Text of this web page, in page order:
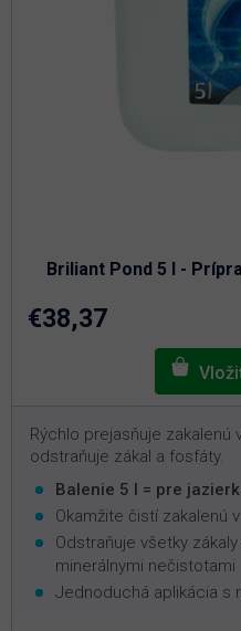
Briliant Pond 5 l -
je
4,6
€38,37
Rýchlo prejasňuje zakalenú
odstraňuje zákal a fosfáty.
Balenie 5 l = pre
Okamžite čistí zakalenú
Odstraňuje všetky
minerálnymi nečistotami
Jednoduchá aplikácia s